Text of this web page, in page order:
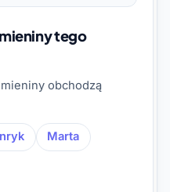
tego
obchodzą
Marta